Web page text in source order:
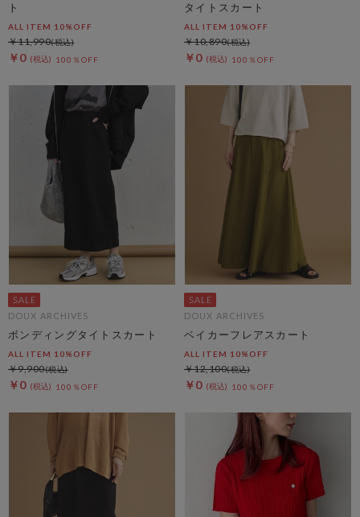
ト
ALL ITEM 10%OFF
￥0 100％OFF
￥11,990
タイトスカート
ALL ITEM 10%OFF
￥0 100％OFF
￥10,890
DOUX ARCHIVES
ボンディングタイトスカート
ALL ITEM 10%OFF
￥0 100％OFF
￥9,900
DOUX ARCHIVES
ベイカーフレアスカート
ALL ITEM 10%OFF
￥0 100％OFF
￥12,100